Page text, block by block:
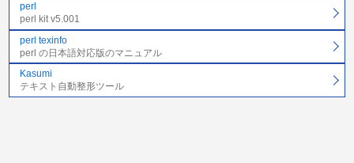
perl
perl kit v5.001
perl texinfo
perl の日本語対応版のマニュアル
Kasumi
テキスト自動整形ツール